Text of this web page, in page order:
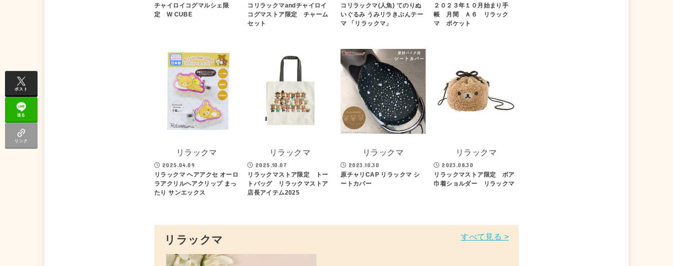
ポスト
送る
リンク
チャイロイコグマルシェ限
定 W CUBE
コリラックマandチャイロイ
コグマストア限定 チャーム
セット
コリラックマ(人魚) てのりぬ
いぐるみ うみリラきぶんテー
マ 「リラックマ」
２０２３年１０月始まり手
帳 月間 Ａ６ リラック
マ ポケット
リラックマ
2025.04.09
リラックマ ヘアアクセ オーロ
ラアクリルヘアクリップ まっ
たり サンエックス
リラックマ
2025.10.07
リラックマストア限定 トー
トバッグ リラックマストア
店長アイテム2025
リラックマ
2023.10.30
原チャリCAP リラックマ シ
ートカバー
リラックマ
2023.08.30
リラックマストア限定 ボア
巾着ショルダー リラックマ
リラックマ すべて見る >